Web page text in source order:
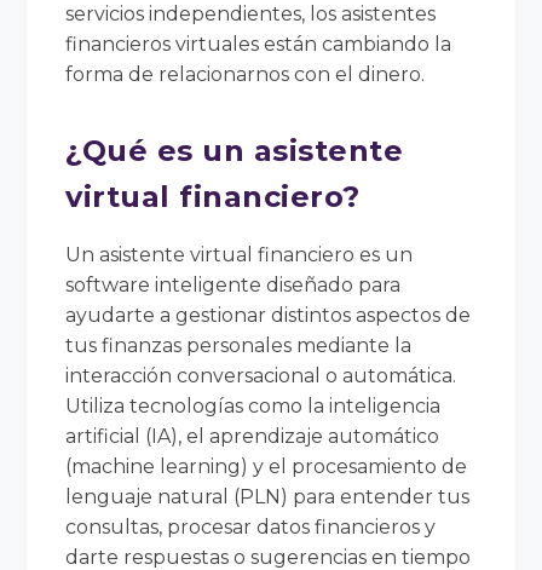
servicios independientes, los asistentes
financieros virtuales están cambiando la
forma de relacionarnos con el dinero.
¿Qué es un asistente
virtual financiero?
Un asistente virtual financiero es un
software inteligente diseñado para
ayudarte a gestionar distintos aspectos de
tus finanzas personales mediante la
interacción conversacional o automática.
Utiliza tecnologías como la inteligencia
artificial (IA), el aprendizaje automático
(machine learning) y el procesamiento de
lenguaje natural (PLN) para entender tus
consultas, procesar datos financieros y
darte respuestas o sugerencias en tiempo